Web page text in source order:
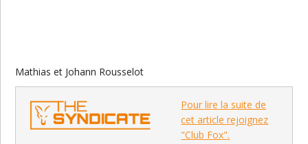
Mathias et Johann Rousselot
Pour lire la suite de
cet article rejoignez
"Club Fox".